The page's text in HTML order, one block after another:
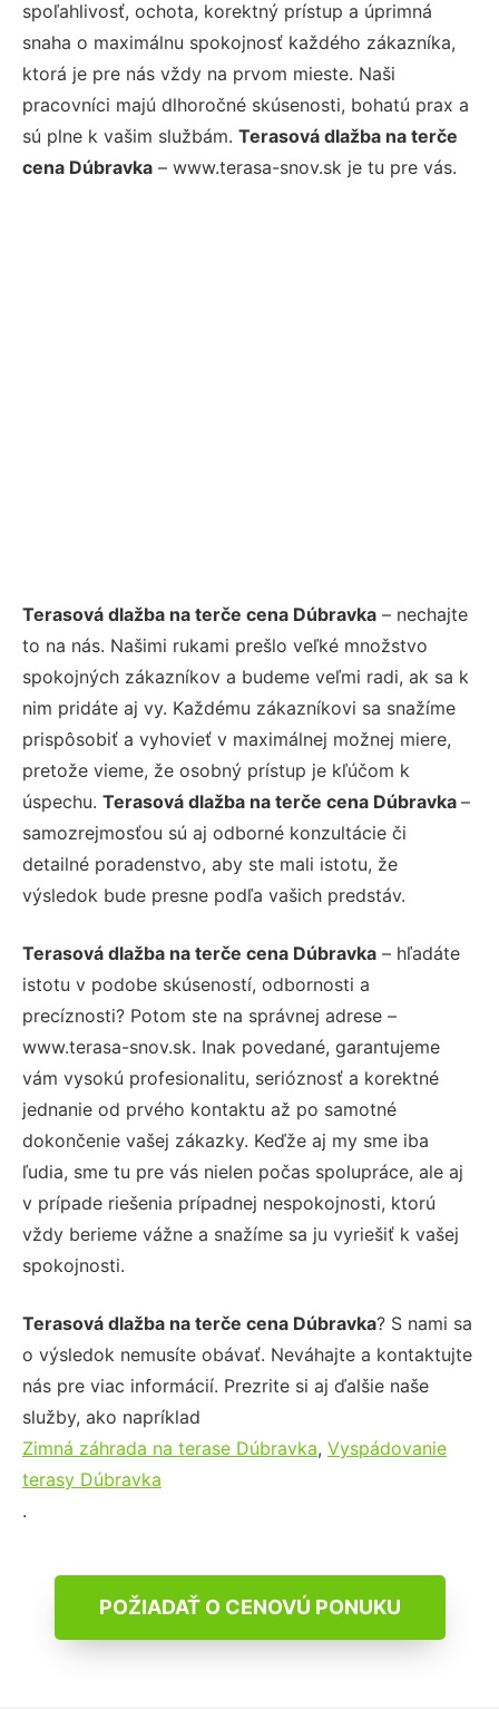
spoľahlivosť, ochota, korektný prístup a úprimná
snaha o maximálnu spokojnosť každého zákazníka,
ktorá je pre nás vždy na prvom mieste. Naši
pracovníci majú dlhoročné skúsenosti, bohatú prax a
sú plne k vašim službám. Terasová dlažba na terče
cena Dúbravka – www.terasa-snov.sk je tu pre vás.
Terasová dlažba na terče cena Dúbravka – nechajte
to na nás. Našimi rukami prešlo veľké množstvo
spokojných zákazníkov a budeme veľmi radi, ak sa k
nim pridáte aj vy. Každému zákazníkovi sa snažíme
prispôsobiť a vyhovieť v maximálnej možnej miere,
pretože vieme, že osobný prístup je kľúčom k
úspechu. Terasová dlažba na terče cena Dúbravka –
samozrejmosťou sú aj odborné konzultácie či
detailné poradenstvo, aby ste mali istotu, že
výsledok bude presne podľa vašich predstáv.
Terasová dlažba na terče cena Dúbravka – hľadáte
istotu v podobe skúseností, odbornosti a
precíznosti? Potom ste na správnej adrese –
www.terasa-snov.sk. Inak povedané, garantujeme
vám vysokú profesionalitu, serióznosť a korektné
jednanie od prvého kontaktu až po samotné
dokončenie vašej zákazky. Keďže aj my sme iba
ľudia, sme tu pre vás nielen počas spolupráce, ale aj
v prípade riešenia prípadnej nespokojnosti, ktorú
vždy berieme vážne a snažíme sa ju vyriešiť k vašej
spokojnosti.
Terasová dlažba na terče cena Dúbravka? S nami sa
o výsledok nemusíte obávať. Neváhajte a kontaktujte
nás pre viac informácií. Prezrite si aj ďalšie naše
služby, ako napríklad
Zimná záhrada na terase Dúbravka, Vyspádovanie
terasy Dúbravka
.
POŽIADAŤ O CENOVÚ PONUKU